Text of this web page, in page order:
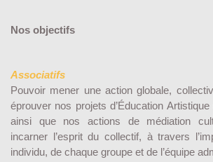
Nos objectifs
Associatifs
Pouvoir mener une action globale,
éprouver nos projets d’Éducation
ainsi que nos actions de médiation
incarner l’esprit du collectif, à travers
individu, de chaque groupe et de l’équipe